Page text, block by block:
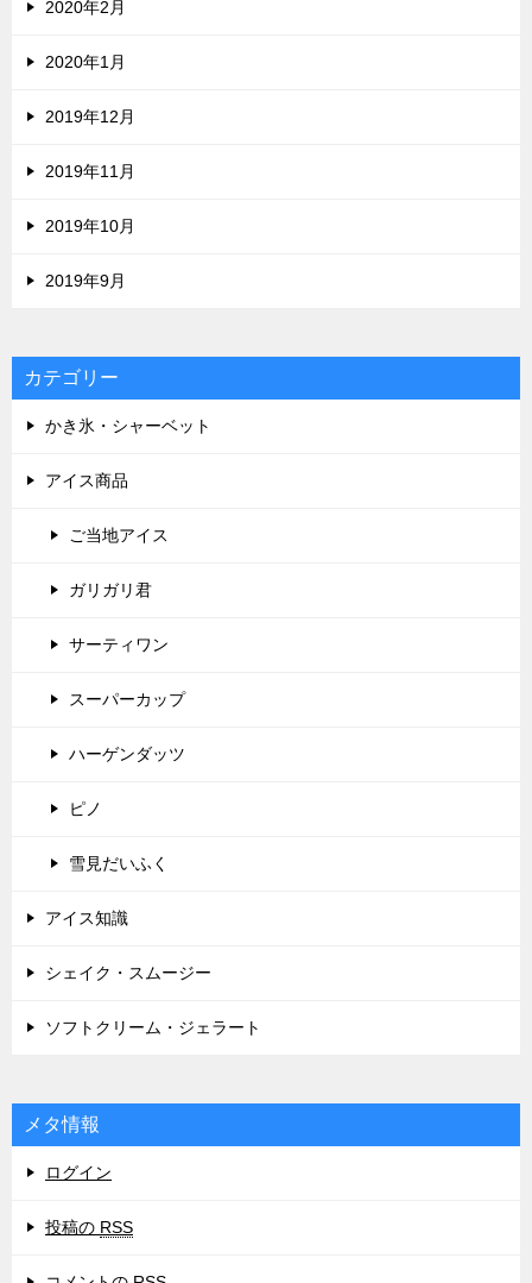
2020年2月
2020年1月
2019年12月
2019年11月
2019年10月
2019年9月
カテゴリー
かき氷・シャーベット
アイス商品
ご当地アイス
ガリガリ君
サーティワン
スーパーカップ
ハーゲンダッツ
ピノ
雪見だいふく
アイス知識
シェイク・スムージー
ソフトクリーム・ジェラート
メタ情報
ログイン
投稿の RSS